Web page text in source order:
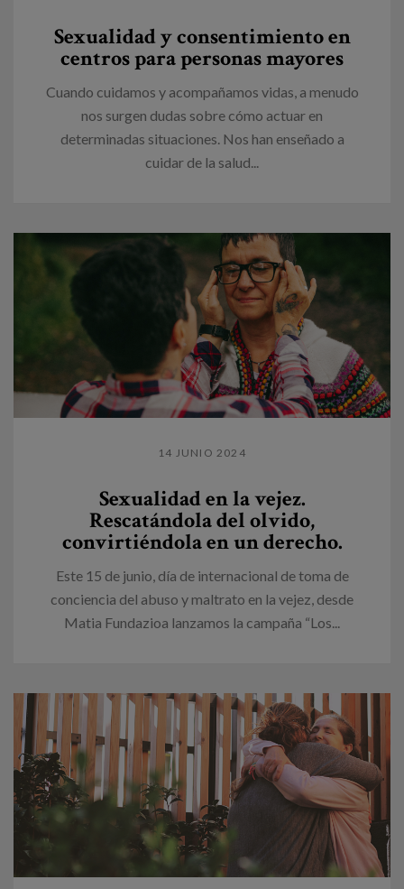
Sexualidad y consentimiento en
centros para personas mayores
Cuando cuidamos y acompañamos vidas, a menudo
nos surgen dudas sobre cómo actuar en
determinadas situaciones. Nos han enseñado a
cuidar de la salud...
14 JUNIO 2024
Sexualidad en la vejez.
Rescatándola del olvido,
convirtiéndola en un derecho.
Este 15 de junio, día de internacional de toma de
conciencia del abuso y maltrato en la vejez, desde
Matia Fundazioa lanzamos la campaña “Los...